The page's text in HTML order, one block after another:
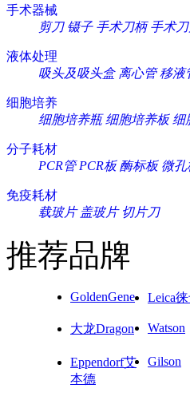
手术器械
剪刀 镊子 手术刀柄 手术
液体处理
吸头及吸头盒 离心管 移液
细胞培养
细胞培养瓶 细胞培养板 细
分子耗材
PCR管 PCR板 酶标板 微孔
免疫耗材
载玻片 盖玻片 切片刀
推荐品牌
GoldenGene Leica
大龙Dragon Watson
Eppendorf艾
本德
Gilson